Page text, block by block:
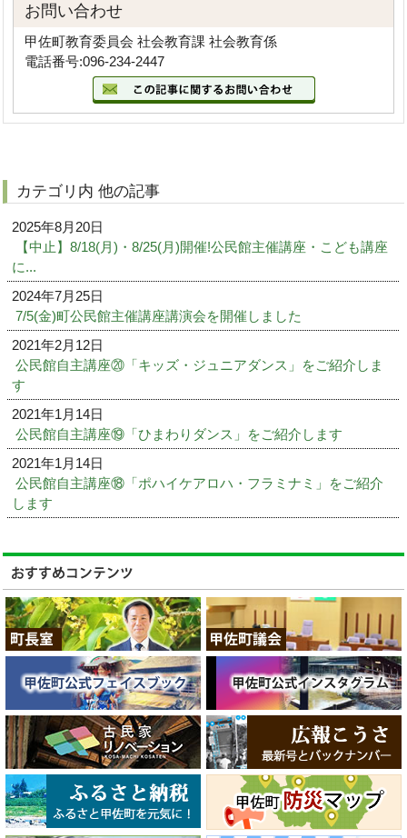
お問い合わせ
甲佐町教育委員会 社会教育課 社会教育係
電話番号:096-234-2447
カテゴリ内 他の記事
2025年8月20日
【中止】8/18(月)・8/25(月)開催!公民館主催講座・こども講座
に...
2024年7月25日
7/5(金)町公民館主催講座講演会を開催しました
2021年2月12日
公民館自主講座⑳「キッズ・ジュニアダンス」をご紹介しま
す
2021年1月14日
公民館自主講座⑲「ひまわりダンス」をご紹介します
2021年1月14日
公民館自主講座⑱「ポハイケアロハ・フラミナミ」をご紹介
します